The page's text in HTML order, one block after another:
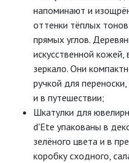
напоминают и
оттенки тёплых
прямых углов.
искусственной
зеркало. Они
ручкой для
и в путешествии;
Шкатулки для
d'Ete упакованы в
зелёного цвета и в
коробку сходного,